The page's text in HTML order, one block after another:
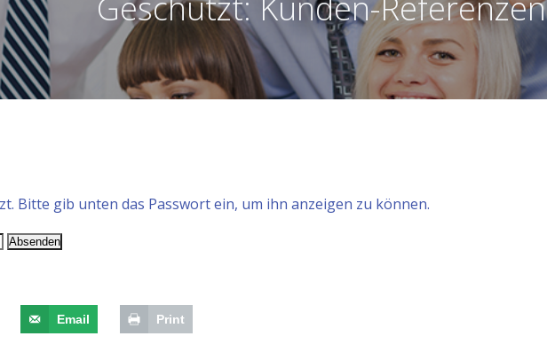
Bitte gib unten das Passwort ein, um ihn anzeigen zu können.
Email Print